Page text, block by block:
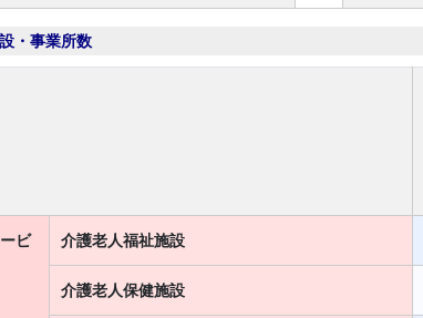
・事業所数
ビ
介護老人福祉施設
介護老人保健施設